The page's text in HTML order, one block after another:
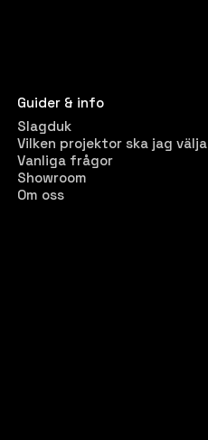
Guider & info
Slagduk
Vilken projektor ska jag välja
Vanliga frågor
Showroom
Om oss